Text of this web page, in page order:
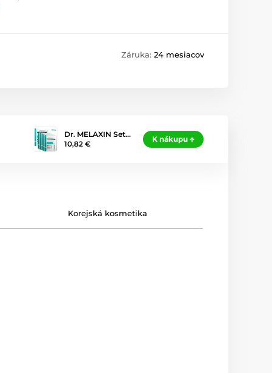
Záruka: 24 mesiacov
Dr. MELAXIN Set…
10,82 €
K nákupu
Korejská kosmetika